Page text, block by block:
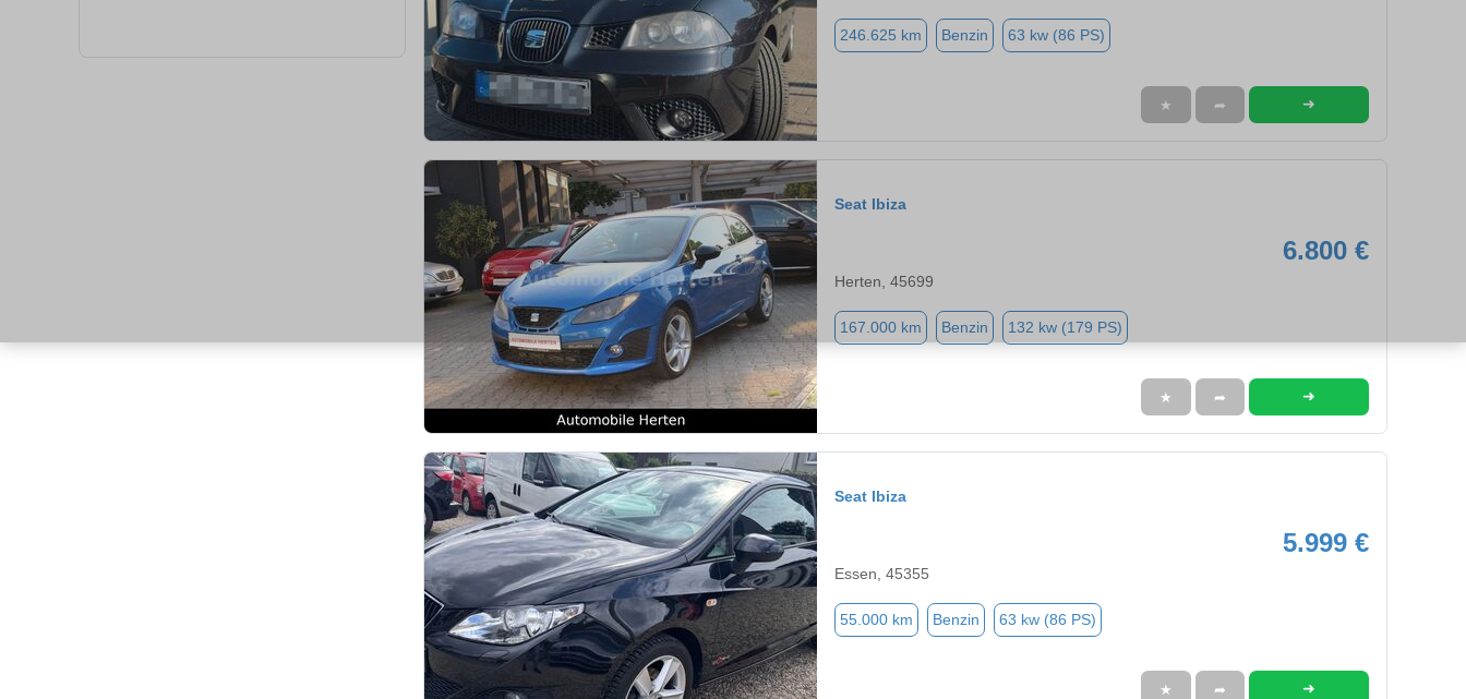
246.625 km Benzin 63 kw (86 PS)
★ ➦ ➜
Seat Ibiza
6.800 €
Herten, 45699
167.000 km Benzin 132 kw (179 PS)
★ ➦ ➜
Seat Ibiza
5.999 €
Essen, 45355
55.000 km Benzin 63 kw (86 PS)
★ ➦ ➜